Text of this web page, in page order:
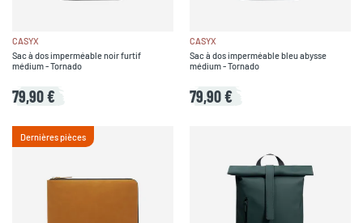
CASYX
Sac à dos imperméable noir furtif
médium - Tornado
79,90 €
CASYX
Sac à dos imperméable bleu abysse
médium - Tornado
79,90 €
Dernières pièces